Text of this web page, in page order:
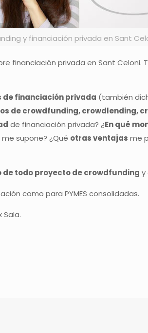
y financiación privada en Sant
financiación privada en Sant
financiación privada (también
de crowdfunding, crowdlending,
de financiación privada? ¿En qué
me supone? ¿Qué otras ventajas me
de todo proyecto de crowdfunding y
como para PYMES consolidadas.
Sala.